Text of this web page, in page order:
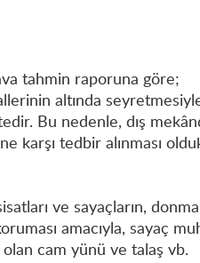
tahmin raporuna göre;
altında
Bu nedenle, dış
karşı tedbir alınması
ve sayaçların, donma
amacıyla, sayaç
olan cam yünü ve talaş vb.